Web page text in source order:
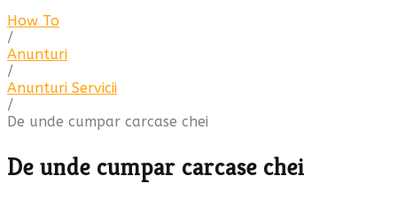
How To
/
Anunturi
/
Anunturi Servicii
/
De unde cumpar carcase chei
De unde cumpar carcase chei